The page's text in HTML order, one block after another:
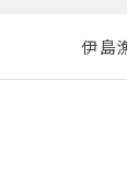
伊島